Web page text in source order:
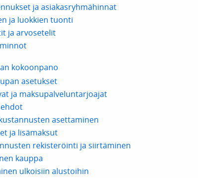
ja asiakasryhmähinnat
ja luokkien tuonti
ja arvosetelit
kokoonpano
asetukset
ja maksupalveluntarjoajat
asettaminen
ja lisämaksut
rekisteröinti ja siirtäminen
kauppa
ulkoisiin alustoihin